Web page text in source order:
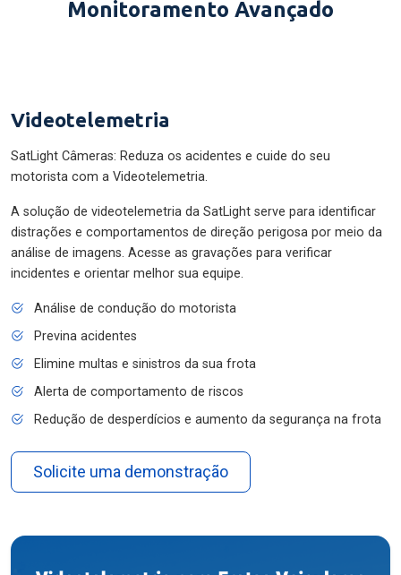
Monitoramento Avançado
Videotelemetria
SatLight Câmeras: Reduza os acidentes e cuide do seu
motorista com a Videotelemetria.
A solução de videotelemetria da SatLight serve para identificar
distrações e comportamentos de direção perigosa por meio da
análise de imagens. Acesse as gravações para verificar
incidentes e orientar melhor sua equipe.
Análise de condução do motorista
Previna acidentes
Elimine multas e sinistros da sua frota
Alerta de comportamento de riscos
Redução de desperdícios e aumento da segurança na frota
Solicite uma demonstração